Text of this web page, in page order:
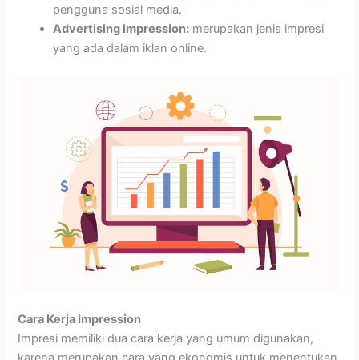
pengguna sosial media.
Advertising Impression: merupakan jenis impresi
yang ada dalam iklan online.
Cara Kerja Impression
Impresi memiliki dua cara kerja yang umum digunakan,